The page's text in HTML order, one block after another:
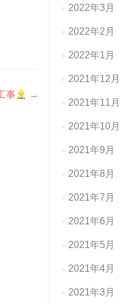
事 →
2022年3月
2022年2月
2022年1月
2021年12月
2021年11月
2021年10月
2021年9月
2021年8月
2021年7月
2021年6月
2021年5月
2021年4月
2021年3月